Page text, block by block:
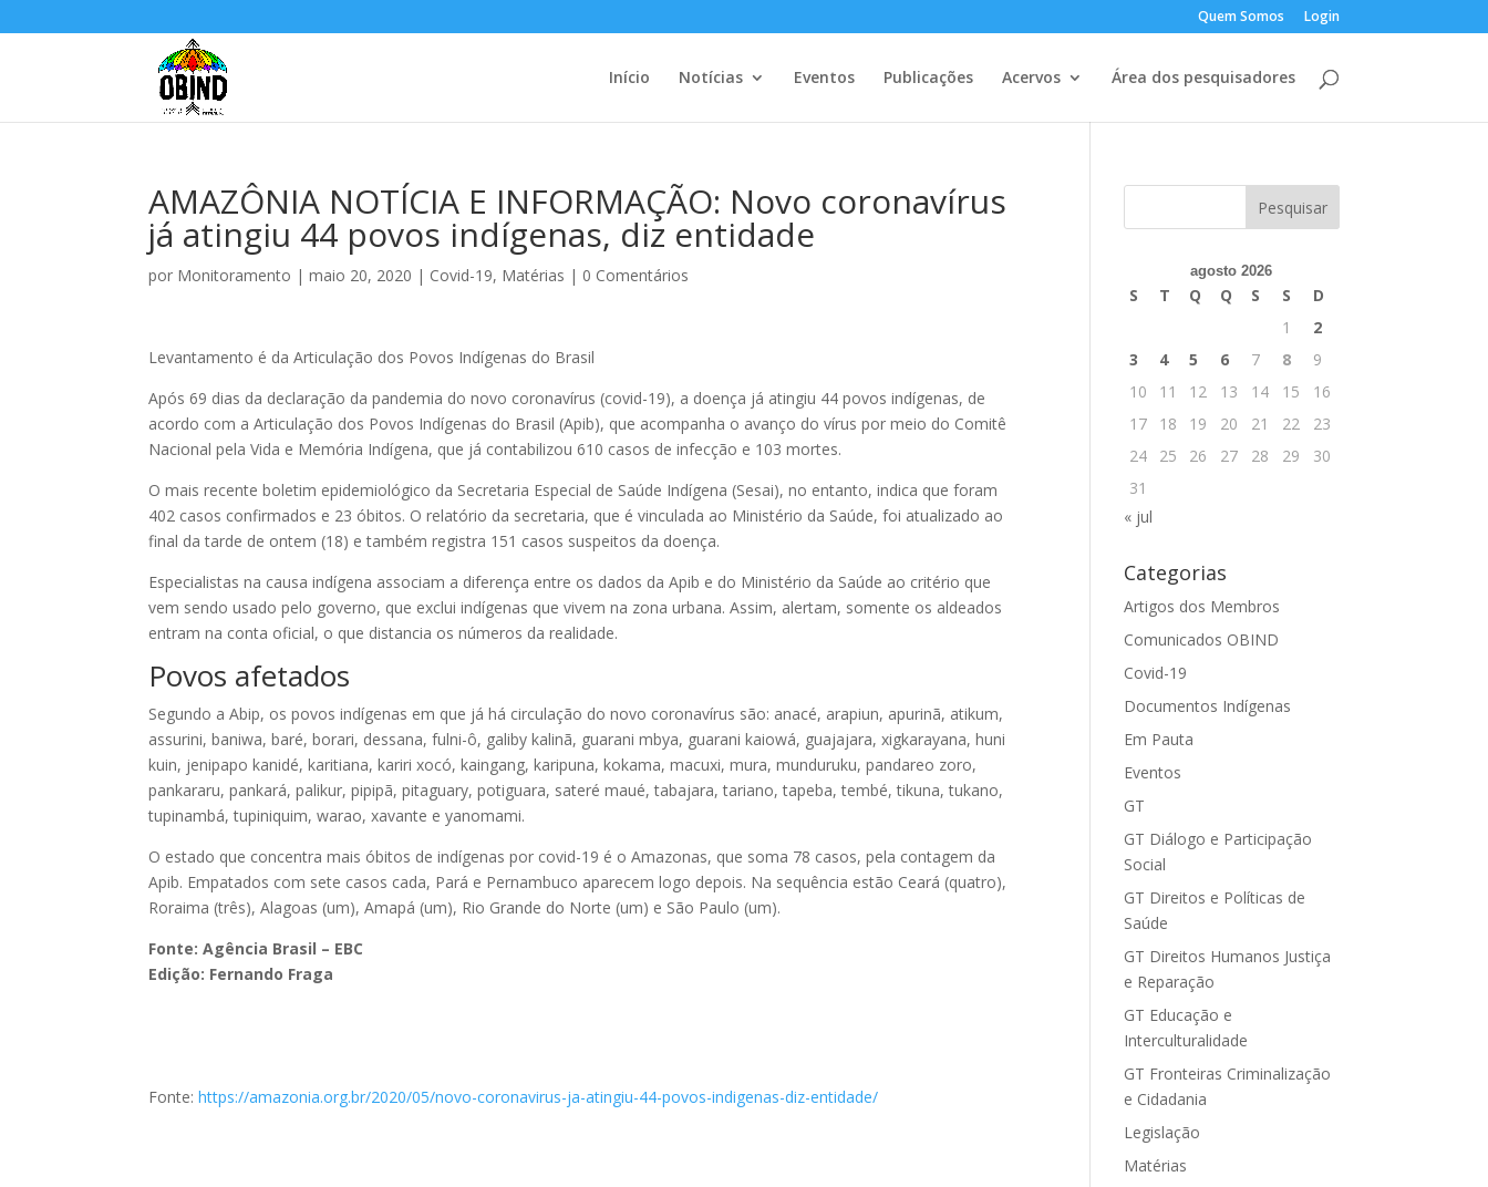
Quem Somos Login
Início Notícias Eventos Publicações Acervos Área dos pesquisadores
AMAZÔNIA NOTÍCIA E INFORMAÇÃO: Novo coronavírus
já atingiu 44 povos indígenas, diz entidade
por Monitoramento |maio 20, 2020 | Covid-19, Matérias | 0 Comentários
Levantamento é da Articulação dos Povos Indígenas do Brasil
Após 69 dias da declaração da pandemia do novo coronavírus (covid-19), a doença já atingiu 44 povos indígenas, de
acordo com a Articulação dos Povos Indígenas do Brasil (Apib), que acompanha o avanço do vírus por meio do Comitê
Nacional pela Vida e Memória Indígena, que já contabilizou 610 casos de infecção e 103 mortes.
O mais recente boletim epidemiológico da Secretaria Especial de Saúde Indígena (Sesai), no entanto, indica que foram
402 casos confirmados e 23 óbitos. O relatório da secretaria, que é vinculada ao Ministério da Saúde, foi atualizado ao
final da tarde de ontem (18) e também registra 151 casos suspeitos da doença.
Especialistas na causa indígena associam a diferença entre os dados da Apib e do Ministério da Saúde ao critério que
vem sendo usado pelo governo, que exclui indígenas que vivem na zona urbana. Assim, alertam, somente os aldeados
entram na conta oficial, o que distancia os números da realidade.
Povos afetados
Segundo a Abip, os povos indígenas em que já há circulação do novo coronavírus são: anacé, arapiun, apurinã, atikum,
assurini, baniwa, baré, borari, dessana, fulni-ô, galiby kalinã, guarani mbya, guarani kaiowá, guajajara, xigkarayana, huni
kuin, jenipapo kanidé, karitiana, kariri xocó, kaingang, karipuna, kokama, macuxi, mura, munduruku, pandareo zoro,
pankararu, pankará, palikur, pipipã, pitaguary, potiguara, sateré maué, tabajara, tariano, tapeba, tembé, tikuna, tukano,
tupinambá, tupiniquim, warao, xavante e yanomami.
O estado que concentra mais óbitos de indígenas por covid-19 é o Amazonas, que soma 78 casos, pela contagem da
Apib. Empatados com sete casos cada, Pará e Pernambuco aparecem logo depois. Na sequência estão Ceará (quatro),
Roraima (três), Alagoas (um), Amapá (um), Rio Grande do Norte (um) e São Paulo (um).
Fonte: Agência Brasil – EBC
Edição: Fernando Fraga
Fonte: https://amazonia.org.br/2020/05/novo-coronavirus-ja-atingiu-44-povos-indigenas-diz-entidade/
agosto 2026
S T Q Q S S
D
1
2
3
4 5 6 7 8
9
10
11 12 13 14 15
16
17
18 19 20 21 22
23
24
25 26 27 28 29
30
31
« jul
Categorias
Artigos dos Membros
Comunicados OBIND
Covid-19
Documentos Indígenas
Em Pauta
Eventos
GT
GT Diálogo e Participação
Social
GT Direitos e Políticas de
Saúde
GT Direitos Humanos Justiça
e Reparação
GT Educação e
Interculturalidade
GT Fronteiras Criminalização
e Cidadania
Legislação
Matérias